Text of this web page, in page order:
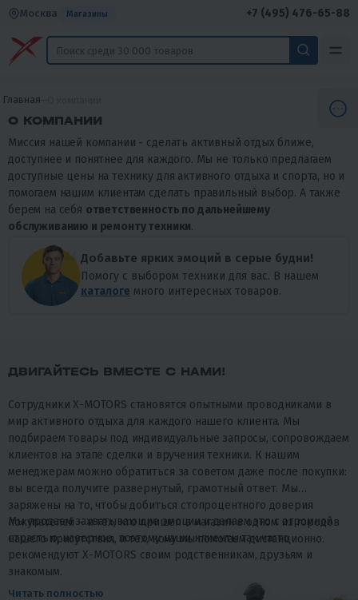
Москва Магазины +7 (495) 476-65-88
Главная
О КОМПАНИИ
Миссия нашей компании - сделать активный отдых ближе,
доступнее и понятнее для каждого. Мы не только предлагаем
доступные цены на технику для активного отдыха и спорта, но и
помогаем нашим клиентам сделать правильный выбор. А также
берем на себя ответственность по дальнейшему
обслуживанию и ремонту техники.
Добавьте ярких эмоций в серые будни!
Помогу с выбором техники для вас. В нашем
каталоге много интересных товаров.
ДВИГАЙТЕСЬ ВМЕСТЕ С НАМИ!
Сотрудники X-MOTORS становятся опытными проводниками в
мир активного отдыха для каждого нашего клиента. Мы
подбираем товары под индивидуальные запросы, сопровождаем
клиентов на этапе сделки и вручения техники. К нашим
менеджерам можно обратиться за советом даже после покупки:
вы всегда получите развернутый, грамотный ответ. Мы
заряжены на то, чтобы добиться стопроцентного доверия
покупателей – и тех, кто пришел в магазин в одном из городов
нашего присутствия, и тех, кому мы помогаем дистанционно.
Мы продаем захватывающие эмоции и делаем это с огромной
страстью, наверное, поэтому наши клиенты так часто
рекомендуют X-MOTORS своим родственникам, друзьям и
знакомым.
Читать полностью